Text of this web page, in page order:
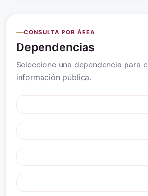
CONSULTA POR ÁREA
Dependencias
Seleccione una dependencia para
información pública.